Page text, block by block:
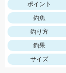
ポイント
釣魚
釣り方
釣果
サイズ